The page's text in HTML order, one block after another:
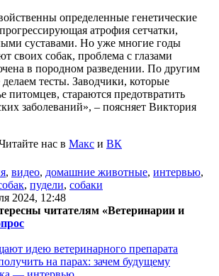
определенные генетические
атрофия сетчатки,
суставами. Но уже многие годы
своих собак, проблема с глазами
в породном разведении. По другим
тесты. Заводчики, которые
питомцев, стараются предотвратить
заболеваний», – поясняет Виктория
нас в Макс и ВК
, видео, домашние животные, интервью,
, пудели, собаки
2024, 12:48
читателям «Ветеринарии и
идею ветеринарного препарата
на парах: зачем будущему